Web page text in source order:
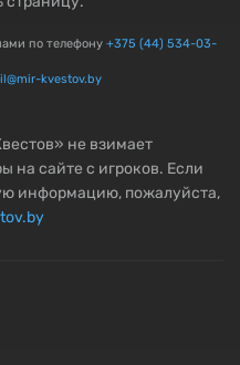
по телефону +375 (44) 534-03-
kvestov.by
не взимает
на сайте с игроков. Если
информацию, пожалуйста,